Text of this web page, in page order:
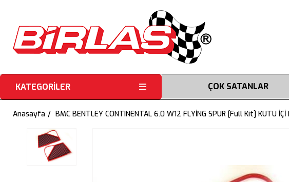
KATEGORİLER ÇOK SATANLAR
Anasayfa BMC BENTLEY CONTINENTAL 6.0 W12 FLYİNG SPUR [Full Kit] KUTU